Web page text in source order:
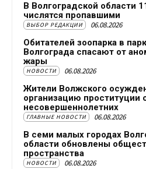
В Волгоградской области
числятся пропавшими
ВЫБОР РЕДАКЦИИ 06.08.2026
Обитателей зоопарка в
Волгограда спасают от
жары
НОВОСТИ 06.08.2026
Жители Волжского
организацию проституции
несовершеннолетних
ГЛАВНЫЕ НОВОСТИ 06.08.2026
В семи малых городах
области обновлены
пространства
НОВОСТИ 06.08.2026